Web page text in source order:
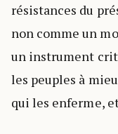
résistances du
non comme un
un instrument
les peuples à
qui les enferme,